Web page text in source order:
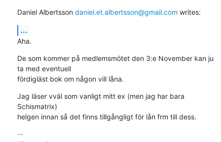
Daniel Albertsson daniel.et.albertsson@gmail.com writes:
...
Aha.
De som kommer på medlemsmötet den 3:e November kan ju
ta med eventuell
fördigläst bok om någon vill låna.
Jag läser vväl som vanligt mitt ex (men jag har bara
Schismatrix)
helgen innan så det finns tillgångligt för lån frm till dess.
--